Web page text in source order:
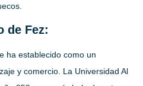
de Fez:
ha establecido como un
y comercio. La Universidad Al